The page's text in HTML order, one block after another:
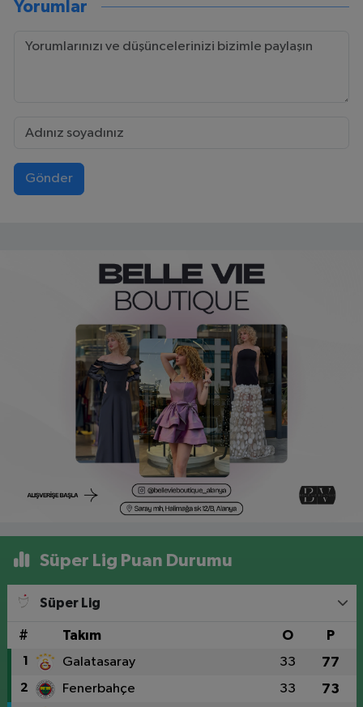
Yorumlar
Gönder
Süper Lig Puan Durumu
Süper Lig
# Takım O P
1 Galatasaray 33 77
2 Fenerbahçe 33 73